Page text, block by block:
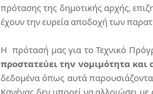
πρότασης της δημοτικής αρχής,
έχουν την ευρεία αποδοχή των
Η πρότασή μας για το Τεχνικό
προστατεύει την νομιμότητα και
δεδομένα όπως αυτά
Κανένας δεν μπορεί να αλλοιώσει